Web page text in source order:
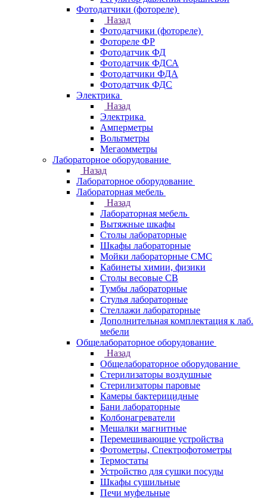
Фотодатчики (фотореле)
Назад
Фотодатчики (фотореле)
Фотореле ФР
Фотодатчик ФД
Фотодатчик ФДСА
Фотодатчики ФДА
Фотодатчик ФДС
Электрика
Назад
Электрика
Амперметры
Вольтметры
Мегаомметры
Лабораторное оборудование
Назад
Лабораторное оборудование
Лабораторная мебель
Назад
Лабораторная мебель
Вытяжные шкафы
Столы лабораторные
Шкафы лабораторные
Мойки лабораторные СМС
Кабинеты химии, физики
Столы весовые СВ
Тумбы лабораторные
Стулья лабораторные
Стеллажи лабораторные
Дополнительная комплектация к лаб.
мебели
Общелабораторное оборудование
Назад
Общелабораторное оборудование
Стерилизаторы воздушные
Стерилизаторы паровые
Камеры бактерицидные
Бани лабораторные
Колбонагреватели
Мешалки магнитные
Перемешивающие устройства
Фотометры, Спектрофотометры
Термостаты
Устройство для сушки посуды
Шкафы сушильные
Печи муфельные